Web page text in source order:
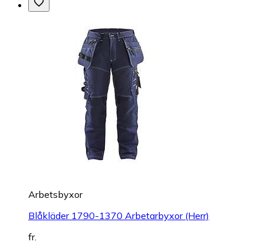
Arbetsbyxor
Blåkläder 1790-1370 Arbetarbyxor (Herr)
fr.